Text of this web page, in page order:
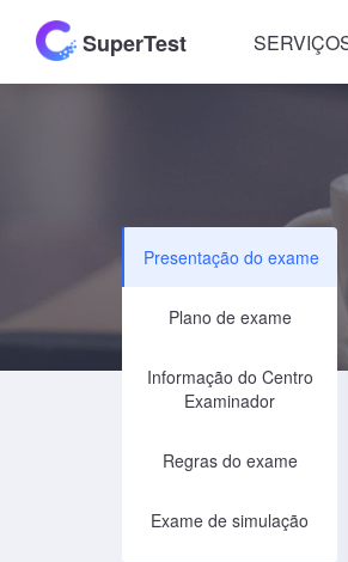
SuperTest
Presentação do exame
Plano de exame
Informação do Centro
Examinador
Regras do exame
Exame de simulação